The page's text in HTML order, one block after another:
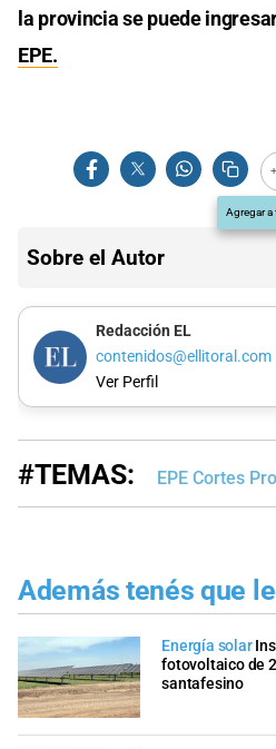
la provincia se puede
EPE.
Agregar a
Sobre el Autor
Redacción EL
contenidos@ellitoral.com
Ver Perfil
#TEMAS: EPE Cortes
Además tenés que
Energía solar
fotovoltaico de
santafesino